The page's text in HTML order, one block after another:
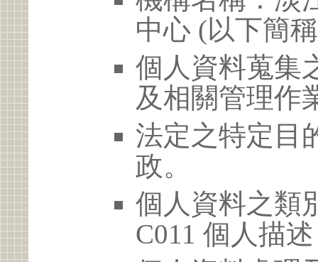
中心 (以下簡
個人資料蒐集
及相關管理作
法定之特定目
政。
個人資料之類
C011 個人描述